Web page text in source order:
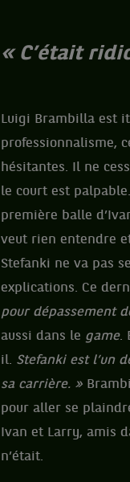
« C’était
Luigi Brambilla est
professionnalisme,
hésitantes. Il ne
le court est
première balle
veut rien entendre
Stefanki ne va pas
explications. Ce
pour dépassement
aussi dans le game.
il. Stefanki est l’un
sa carrière. »
pour aller se
Ivan et Larry, amis
n’était.